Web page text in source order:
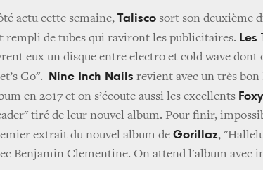
actu cette semaine, Talisco sort son deuxième
rempli de tubes qui raviront les publicitaires. Les
eux un disque entre electro et cold wave dont
Go".
Nine Inch Nails revient avec un très
en 2017 et on s’écoute aussi les excellents
tiré de leur nouvel album. Pour finir,
extrait du nouvel album de Gorillaz,
Benjamin Clementine. On attend l'album avec